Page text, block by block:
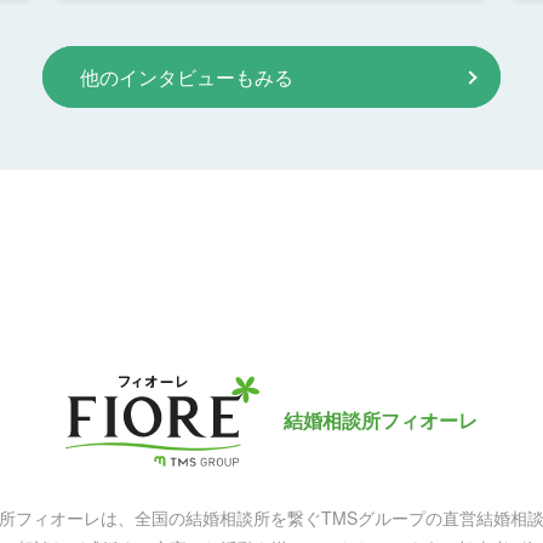
他のインタビューもみる
結婚相談所フィオーレ
フィオーレは、全国の結婚相談所を繋ぐTMSグループの直営結婚相談